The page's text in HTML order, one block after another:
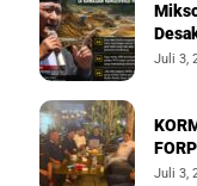
Juli 3,
600
Juli 3,